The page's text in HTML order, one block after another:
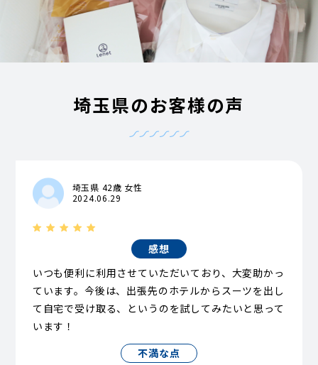
埼玉県のお客様の声
埼玉県 42歳 女性
2024.06.29
感想
いつも便利に利用させていただいており、大変助かっ
ています。今後は、出張先のホテルからスーツを出し
て自宅で受け取る、というのを試してみたいと思って
います！
不満な点